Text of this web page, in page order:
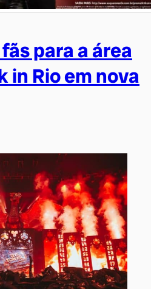
para a área
in Rio em nova